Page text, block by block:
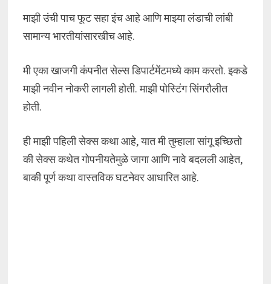
माझी उंची पाच फूट सहा इंच आहे आणि माझ्या लंडाची लांबी
सामान्य भारतीयांसारखीच आहे.
मी एका खाजगी कंपनीत सेल्स डिपार्टमेंटमध्ये काम करतो. इकडे
माझी नवीन नोकरी लागली होती. माझी पोस्टिंग सिंगरौलीत
होती.
ही माझी पहिली सेक्स कथा आहे, यात मी तुम्हाला सांगू इच्छितो
की सेक्स कथेत गोपनीयतेमुळे जागा आणि नावे बदलली आहेत,
बाकी पूर्ण कथा वास्तविक घटनेवर आधारित आहे.